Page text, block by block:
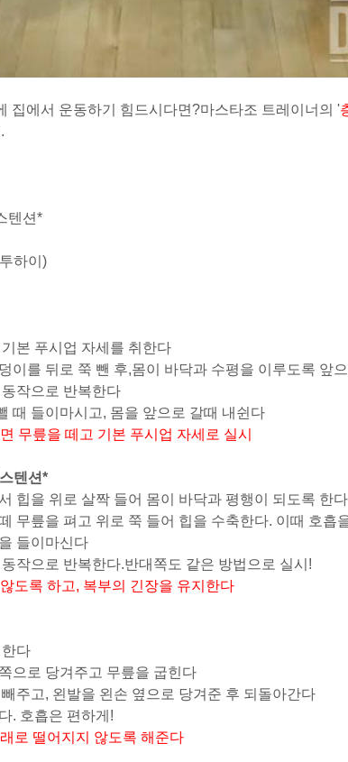
집에서 운동하기 힘드시다면?마스타조 트레이너의 '
텐션*
하이 )
본 푸시업 자세를 취한다
이를 뒤로 쭉 뺀 후,몸이 바닥과 수평을 이루도록 앞
작으로 반복한다
때 들이마시고, 몸을 앞으로 갈때 내쉰다
무릎을 떼고 기본 푸시업 자세로 실시
텐션*
힙을 위로 살짝 들어 몸이 바닥과 평행이 되도록 한다
무릎을 펴고 위로 쭉 들어 힙을 수축한다. 이때 호흡
들이마신다
작으로 반복한다.반대쪽도 같은 방법으로 실시!
도록 하고, 복부의 긴장을 유지한다
다
으로 당겨주고 무릎을 굽힌다
주고, 왼발을 왼손 옆으로 당겨준 후 되돌아간다
. 호흡은 편하게!
로 떨어지지 않도록 해준다